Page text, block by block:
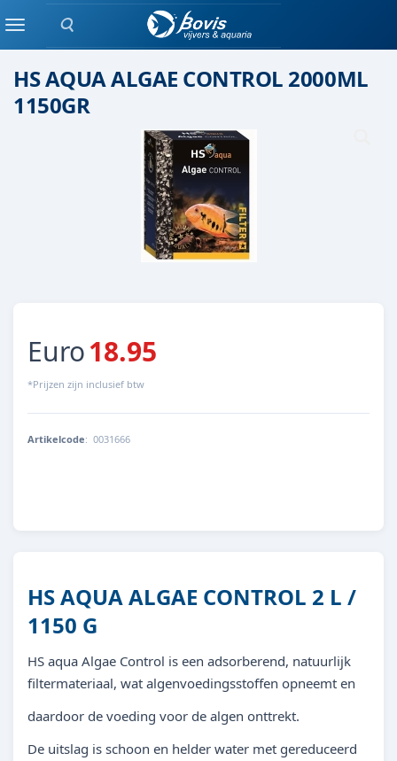
Zoeken
MenuFILTERMATERIAAL
HS AQUA ALGAE CONTROL 2000ML
1150GR
Euro18.95
*Prijzen zijn inclusief btw
Artikelcode: 0031666
HS AQUA ALGAE CONTROL 2 L /
1150 G
HS aqua Algae Control is een adsorberend, natuurlijk
filtermateriaal, wat algenvoedingsstoffen opneemt en
daardoor de voeding voor de algen onttrekt.
De uitslag is schoon en helder water met gereduceerd